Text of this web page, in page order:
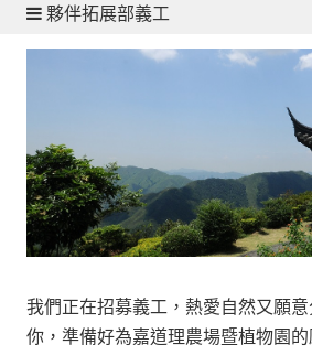
夥伴拓展部義工
我們正在招募義工，熱愛自然又願
你，準備好為嘉道理農場暨植物園